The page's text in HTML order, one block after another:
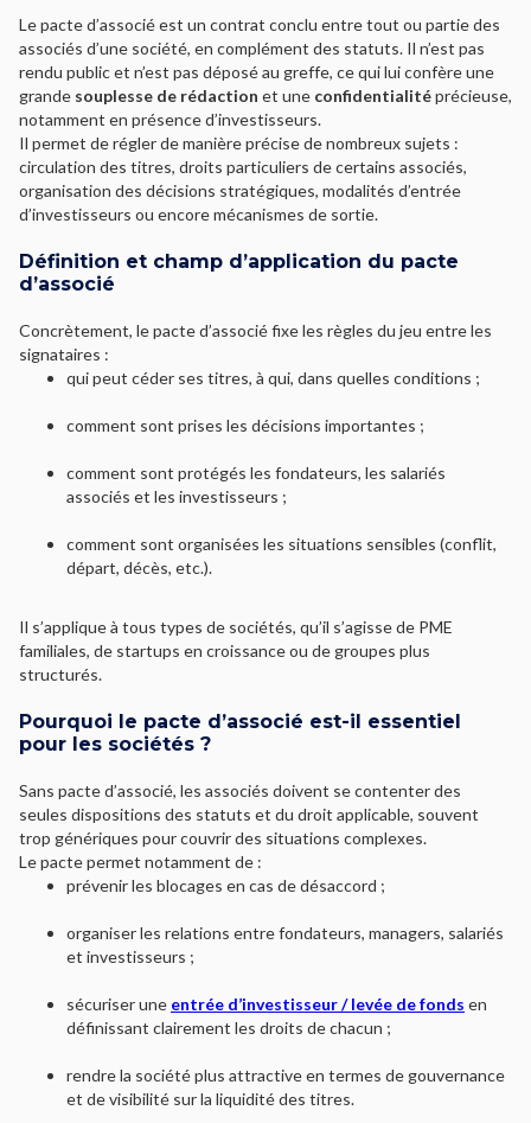
Le pacte d’associé est un contrat conclu entre tout ou partie des
associés d’une société, en complément des statuts. Il n’est pas
rendu public et n’est pas déposé au greffe, ce qui lui confère une
grande souplesse de rédaction et une confidentialitéprécieuse,
notamment en présence d’investisseurs.
Il permet de régler de manière précise de nombreux sujets :
circulation des titres, droits particuliers de certains associés,
organisation des décisions stratégiques, modalités d’entrée
d’investisseurs ou encore mécanismes de sortie.
Définition et champ d’application du pacte
d’associé
Concrètement, le pacte d’associé fixe les règles du jeu entre les
signataires :
qui peut céder ses titres, à qui, dans quelles conditions ;
comment sont prises les décisions importantes ;
comment sont protégés les fondateurs, les salariés
associés et les investisseurs ;
comment sont organisées les situations sensibles (conflit,
départ, décès, etc.).
Il s’applique à tous types de sociétés, qu’il s’agisse de PME
familiales, de startups en croissance ou de groupes plus
structurés.
Pourquoi le pacte d’associé est-il essentiel
pour les sociétés ?
Sans pacte d’associé, les associés doivent se contenter des
seules dispositions des statuts et du droit applicable, souvent
trop génériques pour couvrir des situations complexes.
Le pacte permet notamment de :
prévenir les blocages en cas de désaccord ;
organiser les relations entre fondateurs, managers, salariés
et investisseurs ;
sécuriser une entrée d’investisseur / levée de fonds en
définissant clairement les droits de chacun ;
rendre la société plus attractive en termes de gouvernance
et de visibilité sur la liquidité des titres.